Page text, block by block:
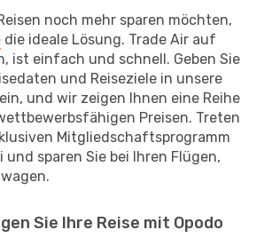
noch mehr sparen möchten,
die ideale Lösung. Trade Air auf
ist einfach und schnell. Geben Sie
und Reiseziele in unsere
und wir zeigen Ihnen eine Reihe
Preisen. Treten
Mitgliedschaftsprogramm
und sparen Sie bei Ihren Flügen,
Sie Ihre Reise mit Opodo